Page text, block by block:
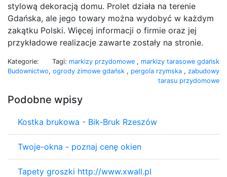
stylową dekoracją domu. Prolet działa na terenie
Gdańska, ale jego towary można wydobyć w każdym
zakątku Polski. Więcej informacji o firmie oraz jej
przykładowe realizacje zawarte zostały na stronie.
Kategorie:
Budownictwo
Tagi: markizy przydomowe , markizy tarasowe gdańsk
, ogrody zimowe gdańsk , pergola rzymska , zabudowy
tarasu przydomowe
Podobne wpisy
Kostka brukowa - Bik-Bruk Rzeszów
Twoje-okna - poznaj cenę okien
Tapety groszki http://www.xwall.pl